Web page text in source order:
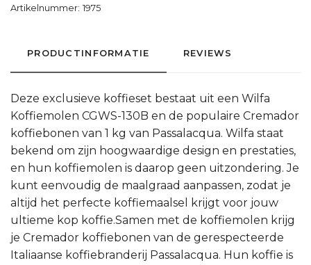
Artikelnummer: 1975
PRODUCTINFORMATIE REVIEWS
Deze exclusieve koffieset bestaat uit een Wilfa
Koffiemolen CGWS-130B en de populaire Cremador
koffiebonen van 1 kg van Passalacqua. Wilfa staat
bekend om zijn hoogwaardige design en prestaties,
en hun koffiemolen is daarop geen uitzondering. Je
kunt eenvoudig de maalgraad aanpassen, zodat je
altijd het perfecte koffiemaalsel krijgt voor jouw
ultieme kop koffie.Samen met de koffiemolen krijg
je Cremador koffiebonen van de gerespecteerde
Italiaanse koffiebranderij Passalacqua. Hun koffie is